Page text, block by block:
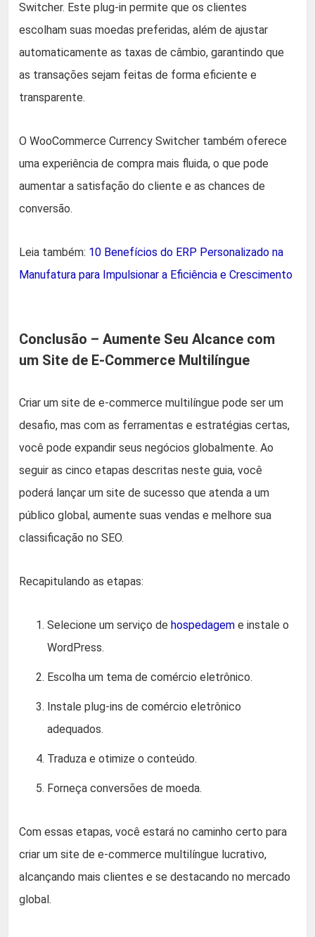
Switcher. Este plug-in permite que os clientes
escolham suas moedas preferidas, além de ajustar
automaticamente as taxas de câmbio, garantindo que
as transações sejam feitas de forma eficiente e
transparente.
O WooCommerce Currency Switcher também oferece
uma experiência de compra mais fluida, o que pode
aumentar a satisfação do cliente e as chances de
conversão.
Leia também: 10 Benefícios do ERP Personalizado na
Manufatura para Impulsionar a Eficiência e Crescimento
Conclusão – Aumente Seu Alcance com
um Site de E-Commerce Multilíngue
Criar um site de e-commerce multilíngue pode ser um
desafio, mas com as ferramentas e estratégias certas,
você pode expandir seus negócios globalmente. Ao
seguir as cinco etapas descritas neste guia, você
poderá lançar um site de sucesso que atenda a um
público global, aumente suas vendas e melhore sua
classificação no SEO.
Recapitulando as etapas:
Selecione um serviço de hospedagem e instale o
WordPress.
Escolha um tema de comércio eletrônico.
Instale plug-ins de comércio eletrônico
adequados.
Traduza e otimize o conteúdo.
Forneça conversões de moeda.
Com essas etapas, você estará no caminho certo para
criar um site de e-commerce multilíngue lucrativo,
alcançando mais clientes e se destacando no mercado
global.